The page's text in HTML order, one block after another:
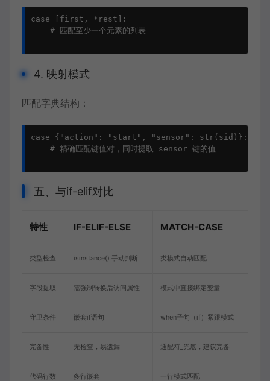
case [first, *rest]:
    # 匹配至少一个元素的列表
4. 映射模式
匹配字典结构：
case {"action": "start", "sensor": str(sid)}:
    # 精确匹配键值对，同时提取 sensor 键的值
五、与if-elif对比
特性 IF-ELIF-ELSE MATCH-CASE
类型检查 isinstance() 手动判断 类模式自动匹配
字段提取 需强制转换后访问属性 模式中直接绑定变量
守卫条件 嵌套if语句 when子句（if）紧跟模式
完备性 无检查，易遗漏 通配符_兜底，建议完备
代码行数 多行嵌套 一行模式匹配